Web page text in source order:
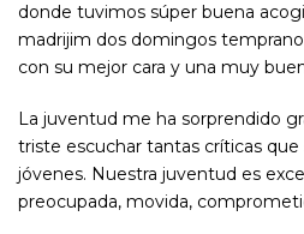
donde tuvimos súper buena
madrijim dos domingos
con su mejor cara y una muy
La juventud me ha sorprendido
triste escuchar tantas críticas que
jóvenes. Nuestra juventud es
preocupada, movida,